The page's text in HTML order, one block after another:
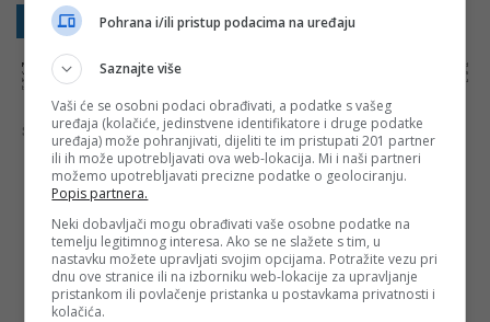
Sakrij sve komentare Prikaži komentare
NAPOMENA:
Komentari odražavaju stavove njihovih autora, a ne nužno i stavove internet portala Banjaluka.com. Molimo korisnike da se suzdrže od
vrijeđanja, psovanja i vulgarnog izražavanja. Portal Banjaluka.com zadržava pravo da obriše komentar bez najave i objašnjenja. Zbog velikog broja
komentara Banjaluka.com nije dužan obrisati sve komentare koji krše pravila. Kao čitalac takođe prihvatate mogućnost da među komentarima mogu
biti pronađeni sadržaji koji mogu biti u suprotnosti sa vašim vjerskim, moralnim i drugim načelima i uvjerenjima.
Šta mislite o ovoj temi?
Vaša e-mail adresa neće biti objavljena. Sva polja su
obavezna!
Ime*
Pohrana i/ili pristup podacima na uređaju
Saznajte više
Vaši će se osobni podaci obrađivati, a podatke s vašeg
uređaja (kolačiće, jedinstvene identifikatore i druge podatke
uređaja) može pohranjivati, dijeliti te im pristupati 201 partner
ili ih može upotrebljavati ova web-lokacija. Mi i naši partneri
možemo upotrebljavati precizne podatke o geolociranju.
Popis partnera.
Neki dobavljači mogu obrađivati vaše osobne podatke na
temelju legitimnog interesa. Ako se ne slažete s tim, u
nastavku možete upravljati svojim opcijama. Potražite vezu pri
dnu ove stranice ili na izborniku web-lokacije za upravljanje
pristankom ili povlačenje pristanka u postavkama privatnosti i
kolačića.